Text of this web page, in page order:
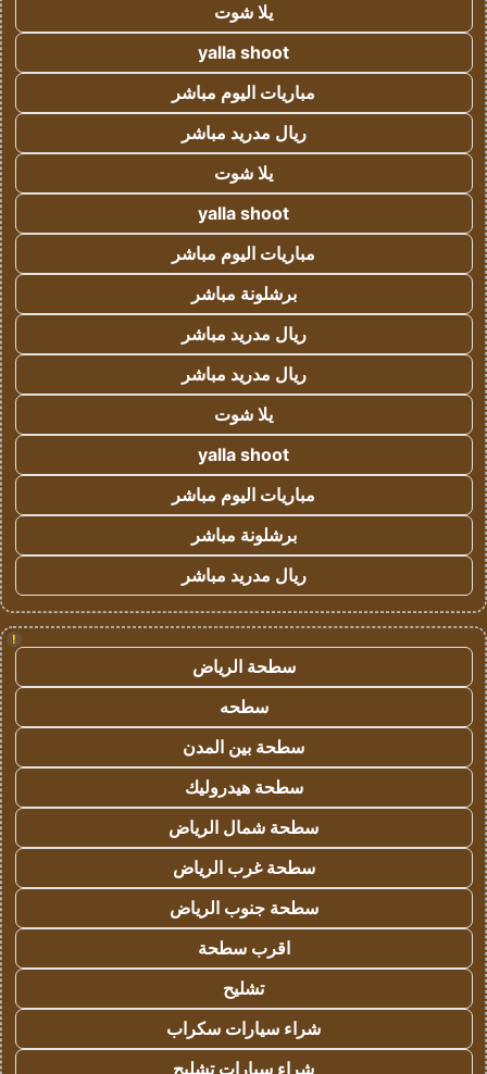
يلا شوت
yalla shoot
مباريات اليوم مباشر
ريال مدريد مباشر
يلا شوت
yalla shoot
مباريات اليوم مباشر
برشلونة مباشر
ريال مدريد مباشر
ريال مدريد مباشر
يلا شوت
yalla shoot
مباريات اليوم مباشر
برشلونة مباشر
ريال مدريد مباشر
!
سطحة الرياض
سطحه
سطحة بين المدن
سطحة هيدروليك
سطحة شمال الرياض
سطحة غرب الرياض
سطحة جنوب الرياض
اقرب سطحة
تشليح
شراء سيارات سكراب
شراء سيارات تشليح